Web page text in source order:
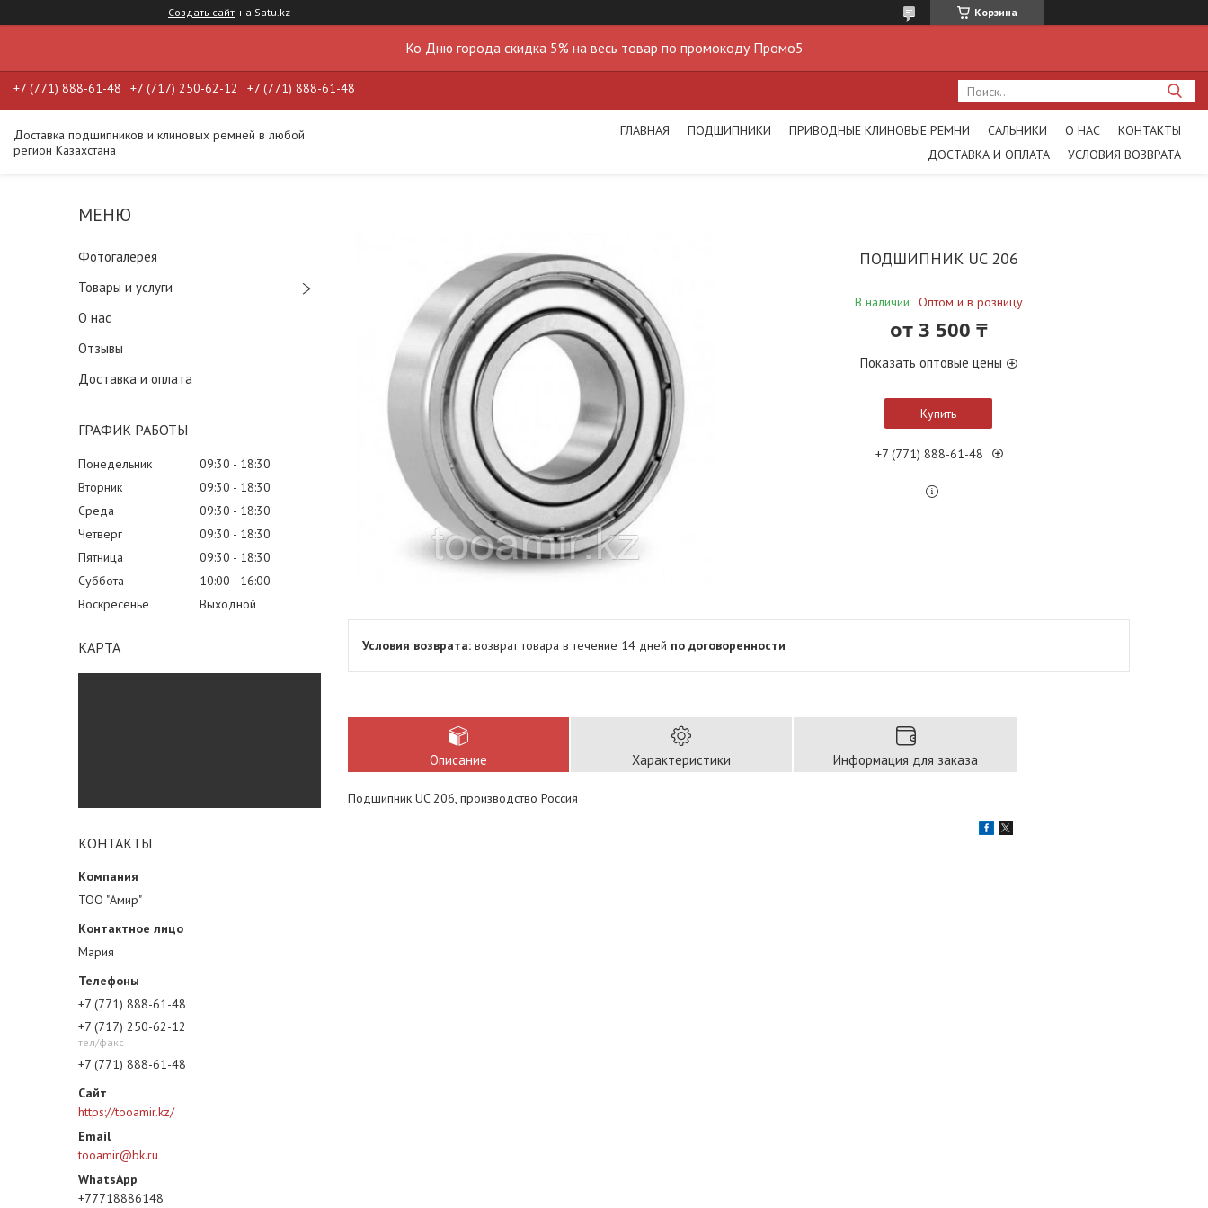
Создать сайт на Satu.kz Корзина
Ко Дню города скидка 5% на весь товар по промокоду Промо5
+7 (771) 888-61-48 +7 (717) 250-62-12 +7 (771) 888-61-48
Доставка подшипников и клиновых ремней в любой
регион Казахстана
ГЛАВНАЯ ПОДШИПНИКИ ПРИВОДНЫЕ КЛИНОВЫЕ РЕМНИ САЛЬНИКИ О НАС
КОНТАКТЫ
ДОСТАВКА И ОПЛАТА
УСЛОВИЯ ВОЗВРАТА
Фотогалерея
Товары и услуги
О нас
Отзывы
Доставка и оплата
ГРАФИК РАБОТЫ
Понедельник 09:30
18:30
Вторник
09:30
18:30
Среда
09:30
18:30
Четверг
09:30
18:30
Пятница
09:30
18:30
Суббота
10:00
16:00
Воскресенье
Выходной
КАРТА
КОНТАКТЫ
ТОО "Амир"
Мария
+7 (771) 888-61-48
+7 (717) 250-62-12
тел/факс
+7 (771) 888-61-48
https://tooamir.kz/
tooamir@bk.ru
+77718886148
ПОДШИПНИК UC 206
В наличии Оптом и в розницу
от 3 500 ₸
Показать оптовые цены
Купить
+7 (771) 888-61-48
возврат товара в течение 14 дней по договоренности
Описание Характеристики Информация для заказа
Подшипник UC 206, производство Россия